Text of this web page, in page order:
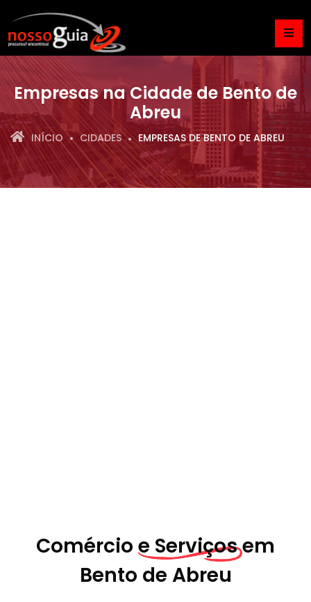
Empresas na Cidade de Bento de
Abreu
INÍCIO CIDADES EMPRESAS DE BENTO DE ABREU
Comércio e Serviços em
Bento de Abreu